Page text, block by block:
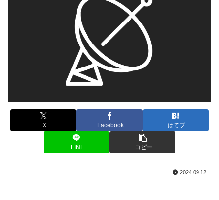
X Facebook はてブ
LINE コピー
2024.09.12